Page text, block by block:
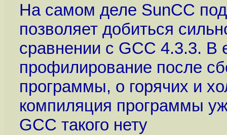
На самом деле SunCC
позволяет добиться
сравнении с GCC 4.3.3. В
профилирование после
программы, о горячих и
компиляция программы
GCC такого нету